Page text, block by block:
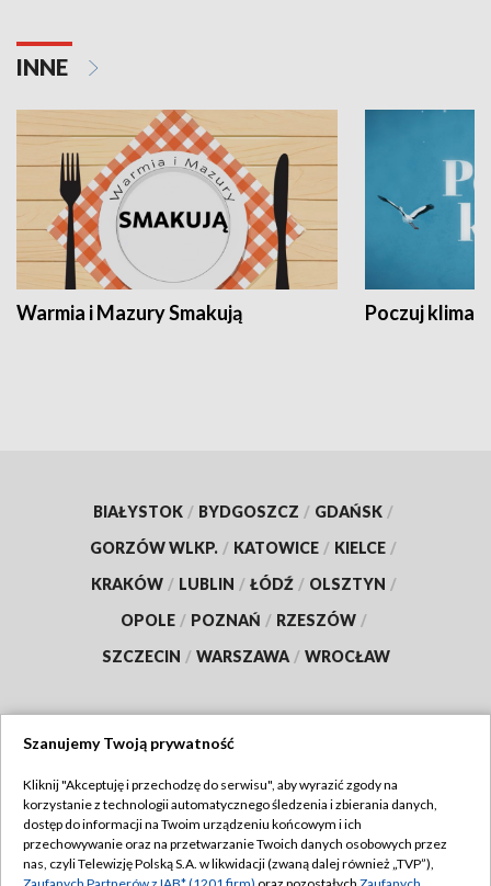
INNE
Warmia i Mazury Smakują Poczuj klimat
BIAŁYSTOK / BYDGOSZCZ / GDAŃSK /
GORZÓW WLKP. / KATOWICE / KIELCE /
KRAKÓW / LUBLIN / ŁÓDŹ / OLSZTYN /
OPOLE / POZNAŃ / RZESZÓW /
SZCZECIN / WARSZAWA / WROCŁAW
TVP
Abonament TVP
Emisja w TVP
Regulamin TVP
Szanujemy Twoją prywatność
Kliknij "Akceptuję i przechodzę do serwisu", aby wyrazić zgody na
korzystanie z technologii automatycznego śledzenia i zbierania danych,
dostęp do informacji na Twoim urządzeniu końcowym i ich
przechowywanie oraz na przetwarzanie Twoich danych osobowych przez
nas, czyli Telewizję Polską S.A. w likwidacji (zwaną dalej również „TVP”),